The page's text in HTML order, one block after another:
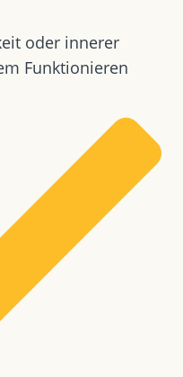
oder innerer
Funktionieren